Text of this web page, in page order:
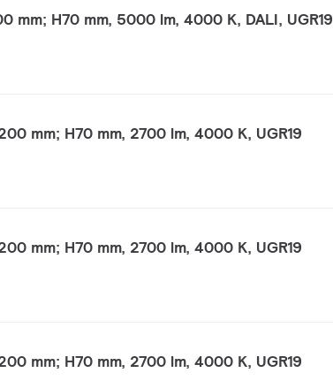
H70 mm, 5000 lm, 4000 K, DALI, UGR19
mm; H70 mm, 2700 lm, 4000 K, UGR19
mm; H70 mm, 2700 lm, 4000 K, UGR19
mm; H70 mm, 2700 lm, 4000 K, UGR19